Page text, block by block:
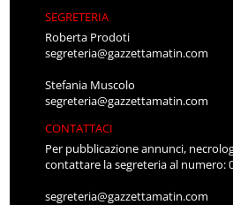
SEGRETERIA
Roberta Prodoti
segreteria@gazzettamatin.com
Stefania Muscolo
segreteria@gazzettamatin.com
CONTATTACI
Per pubblicazione annunci,
contattare la segreteria al numero:
segreteria@gazzettamatin.com